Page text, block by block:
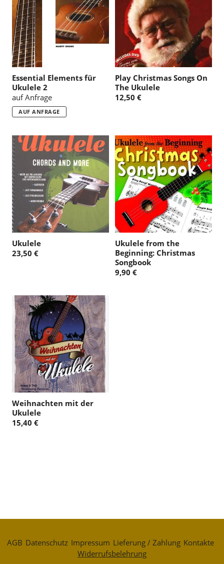
Essential Elements für
Ukulele 2
auf Anfrage
AUF ANFRAGE
Play Christmas Songs On
The Ukulele
12,50 €
Ukulele
23,50 €
Ukulele from the
Beginning: Christmas
Songbook
9,90 €
Weihnachten mit der
Ukulele
15,40 €
AGB Datenschutz Impressum Lieferung / Zahlung Kontakte
Widerrufsbelehrung